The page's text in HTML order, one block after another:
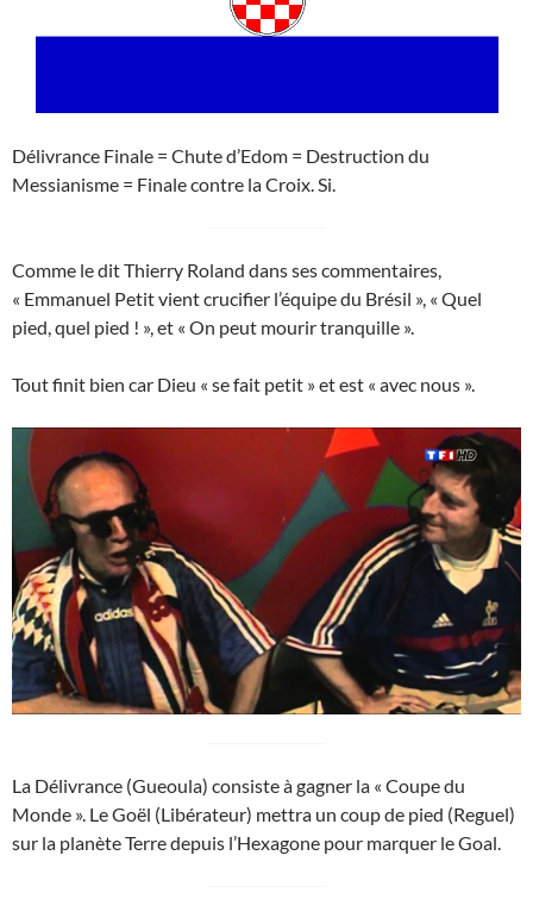
Délivrance Finale = Chute d’Edom = Destruction du
Messianisme = Finale contre la Croix. Si.
Comme le dit Thierry Roland dans ses commentaires,
« Emmanuel Petit vient crucifier l’équipe du Brésil », « Quel
pied, quel pied ! », et « On peut mourir tranquille ».
Tout finit bien car Dieu « se fait petit » et est « avec nous ».
La Délivrance (Gueoula) consiste à gagner la « Coupe du
Monde ». Le Goël (Libérateur) mettra un coup de pied (Reguel)
sur la planète Terre depuis l’Hexagone pour marquer le Goal.